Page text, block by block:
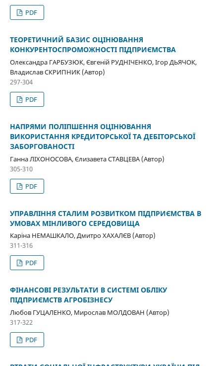
PDF
ТЕОРЕТИЧНИЙ БАЗИС ОЦІНЮВАННЯ
КОНКУРЕНТОСПРОМОЖНОСТІ ПІДПРИЄМСТВА
Олександра ГАРБУЗЮК, Євгеній РУДНІЧЕНКО, Ігор ДЬЯЧОК,
Владислав СКРИПНИК (Автор)
297-304
PDF
НАПРЯМИ ПОЛІПШЕННЯ ОЦІНЮВАННЯ
ВИКОРИСТАННЯ КРЕДИТОРСЬКОЇ ТА ДЕБІТОРСЬКОЇ
ЗАБОРГОВАНОСТІ
Ганна ЛІХОНОСОВА, Єлизавета СТАВЦЕВА (Автор)
305-310
PDF
УПРАВЛІННЯ СТАЛИМ РОЗВИТКОМ ПІДПРИЄМСТВА В
УМОВАХ МІНЛИВОГО СЕРЕДОВИЩА
Каріна НЕМАШКАЛО, Дмитро ХАХАЛЄВ (Автор)
311-316
PDF
ФІНАНСОВІ РЕЗУЛЬТАТИ В СИСТЕМІ ОБЛІКУ
ПІДПРИЄМСТВ АГРОБІЗНЕСУ
Любов ГУЦАЛЕНКО, Мирослав МОЛДОВАН (Автор)
317-322
PDF